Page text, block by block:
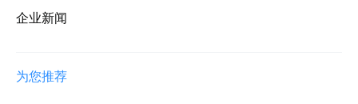
企业新闻
为您推荐